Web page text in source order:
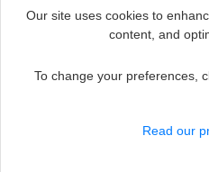
Products
Our site uses cookies to
content, and
To change your preferences,
Read our